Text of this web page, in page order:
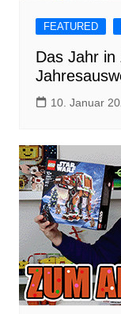
FEATURED
Das Jahr in
10. Januar